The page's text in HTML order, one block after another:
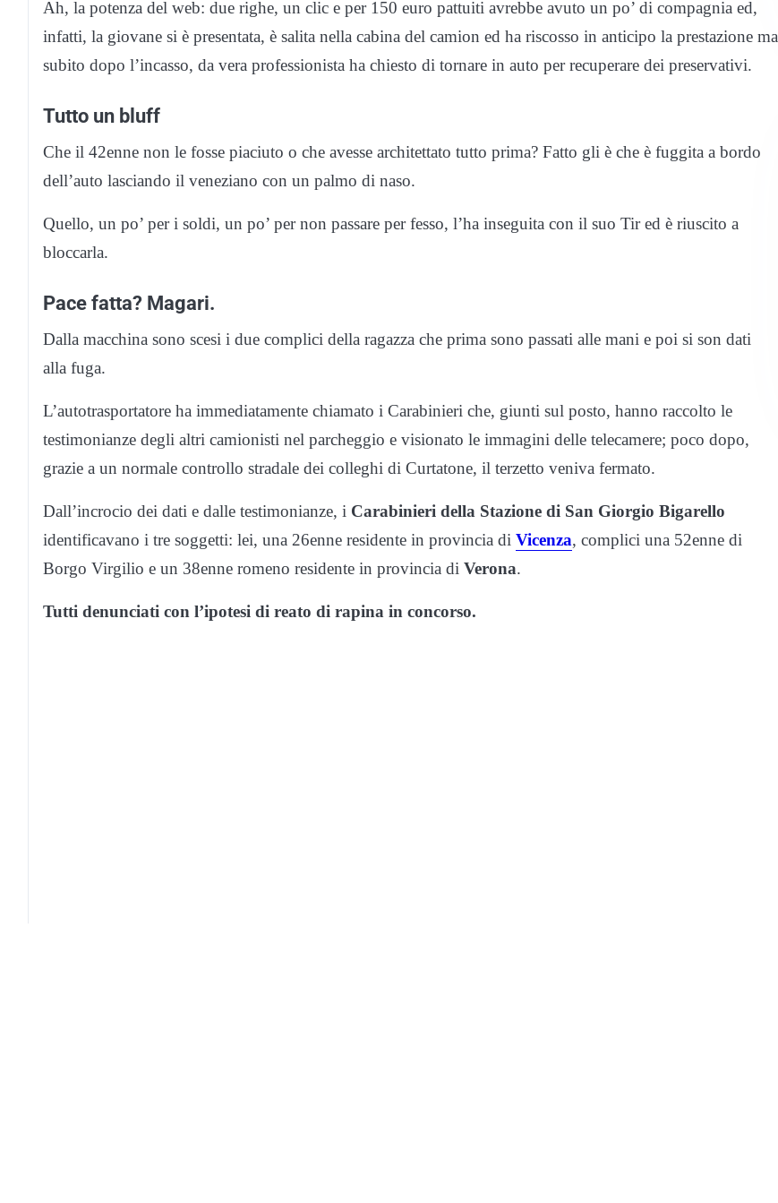
Ah, la potenza del web: due righe, un clic e per 150 euro pattuiti avrebbe avuto un po’ di compagnia ed,
infatti, la giovane si è presentata, è salita nella cabina del camion ed ha riscosso in anticipo la prestazione ma
subito dopo l’incasso, da vera professionista ha chiesto di tornare in auto per recuperare dei preservativi.
Tutto un bluff
Che il 42enne non le fosse piaciuto o che avesse architettato tutto prima? Fatto gli è che è fuggita a bordo
dell’auto lasciando il veneziano con un palmo di naso.
Quello, un po’ per i soldi, un po’ per non passare per fesso, l’ha inseguita con il suo Tir ed è riuscito a
bloccarla.
Pace fatta? Magari.
Dalla macchina sono scesi i due complici della ragazza che prima sono passati alle mani e poi si son dati
alla fuga.
L’autotrasportatore ha immediatamente chiamato i Carabinieri che, giunti sul posto, hanno raccolto le
testimonianze degli altri camionisti nel parcheggio e visionato le immagini delle telecamere; poco dopo,
grazie a un normale controllo stradale dei colleghi di Curtatone, il terzetto veniva fermato.
Dall’incrocio dei dati e dalle testimonianze, i Carabinieri della Stazione di San Giorgio Bigarello
identificavano i tre soggetti: lei, una 26enne residente in provincia di Vicenza, complici una 52enne di
Borgo Virgilio e un 38enne romeno residente in provincia di Verona.
Tutti denunciati con l’ipotesi di reato di rapina in concorso.